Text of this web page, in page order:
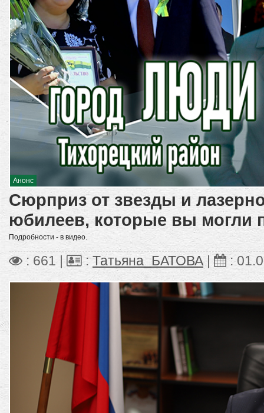
Анонс
Сюрприз от звезды и
юбилеев, которые вы могли
Подробности - в видео.
: 661 | : Татьяна_БАТОВА :